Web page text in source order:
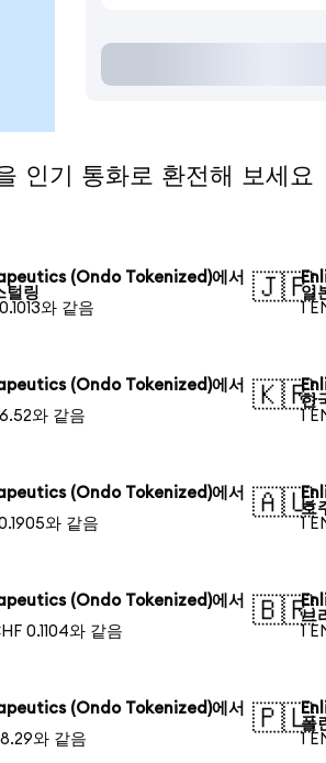
기 통화로 환전해 보세요
(Ondo Tokenized)에서
털링
와 같음
🇯🇵
일
1
(Ondo Tokenized)에서
와 같음
🇰🇷
한
1
(Ondo Tokenized)에서
와 같음
🇦🇺
호
1
(Ondo Tokenized)에서
0.1104와 같음
🇧🇷
브
1
(Ondo Tokenized)에서
와 같음
🇵🇱
폴
1